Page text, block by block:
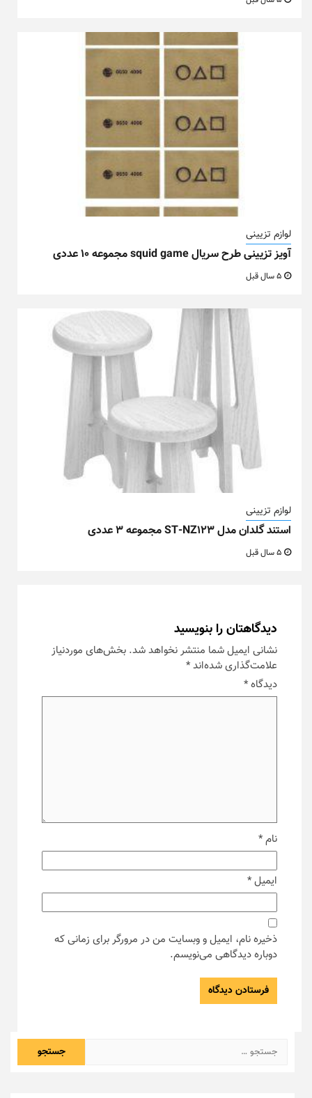
لوازم تزیینی
آویز تزیینی طرح سریال squid game مجموعه ۱۰ عددی
لوازم تزیینی
استند گلدان مدل ST-NZ123 مجموعه ۳ عددی
دیدگاهتان را بنویسید
نشانی ایمیل شما منتشر نخواهد شد. بخش‌های موردنیاز
علامت‌گذاری شده‌اند*
دیدگاه*
نام*
ایمیل*
ذخیره نام، ایمیل و وبسایت من در مرورگر برای زمانی که
دوباره دیدگاهی می‌نویسم.
جستجو
برای: